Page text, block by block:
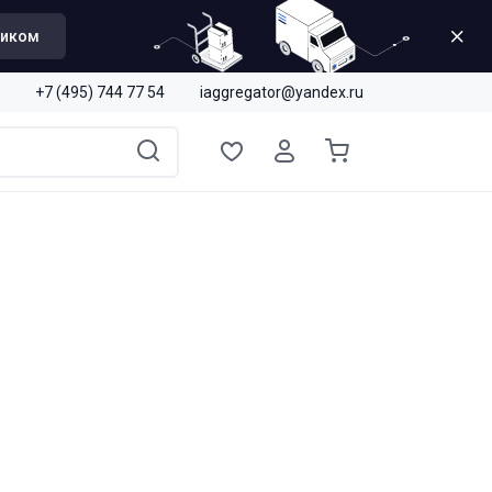
+7 (495) 744 77 54 iaggregator@yandex.ru